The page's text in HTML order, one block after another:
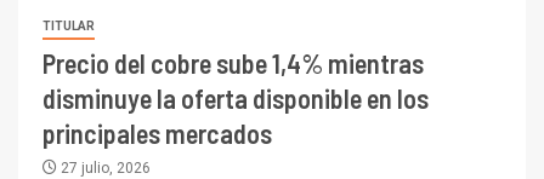
TITULAR
Precio del cobre sube 1,4% mientras
disminuye la oferta disponible en los
principales mercados
27 julio, 2026